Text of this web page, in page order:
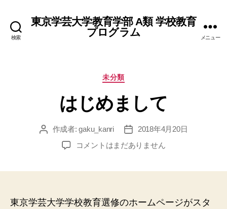
検索
東京学芸大学教育学部 A類 学校教育
プログラム
メニュー
カ
ゴ
リ
未分類
はじめまして
投 作成者:gaku_kanri
投
稿
日
2018年4月20日
は
て
コメントはまだありません
東京学芸大学学校教育選修のホームページがスタ